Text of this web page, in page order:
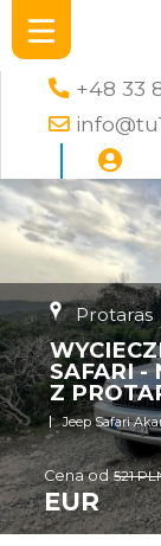
+48 33
Protaras
SAFARI -
Z
Jeep Safari
Cena od 521
EUR